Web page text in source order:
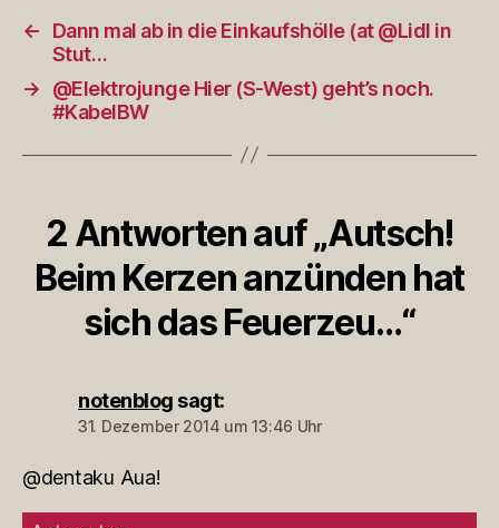
←
Dann mal ab in die Einkaufshölle (at @Lidl in
Stut…
→
@Elektrojunge Hier (S-West) geht’s noch.
#KabelBW
2 Antworten auf „Autsch!
Beim Kerzen anzünden hat
sich das Feuerzeu…“
notenblog sagt:
31. Dezember 2014 um 13:46 Uhr
@dentaku Aua!